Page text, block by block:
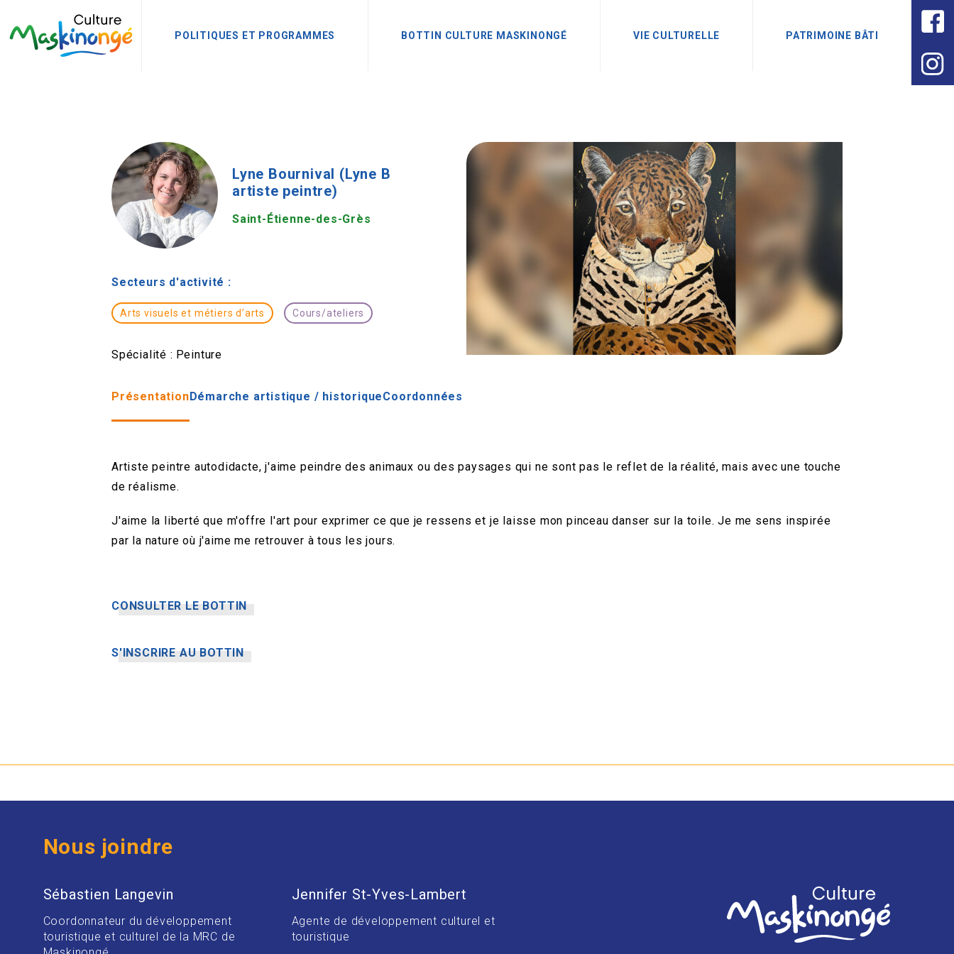
POLITIQUES ET PROGRAMMES BOTTIN CULTURE MASKINONGÉ VIE CULTURELLE PATRIMOINE BÂTI
Lyne Bournival (Lyne B
artiste peintre)
Saint-Étienne-des-Grès
Secteurs d'activité :
Arts visuels et métiers d’arts Cours/ateliers
Spécialité : Peinture
PrésentationDémarche artistique / historiqueCoordonnées
Artiste peintre autodidacte, j'aime peindre des animaux ou des paysages qui ne sont pas le reflet de la réalité, mais avec une touche
de réalisme.
J'aime la liberté que m'offre l'art pour exprimer ce que je ressens et je laisse mon pinceau danser sur la toile. Je me sens inspirée
par la nature où j'aime me retrouver à tous les jours.
CONSULTER LE BOTTIN
S'INSCRIRE AU BOTTIN
Nous joindre
Sébastien Langevin
Coordonnateur du développement
touristique et culturel de la MRC de
Jennifer St-Yves-Lambert
Agente de développement culturel et
touristique